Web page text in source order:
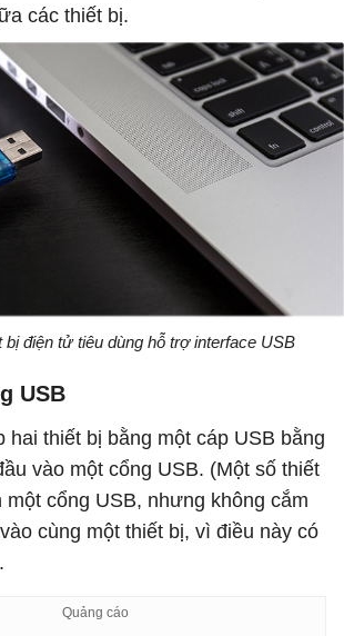
các thiết bị.
bị điện tử tiêu dùng hỗ trợ interface USB
USB
hai thiết bị bằng một cáp USB bằng
vào một cổng USB. (Một số thiết
một cổng USB, nhưng không cắm
cùng một thiết bị, vì điều này có